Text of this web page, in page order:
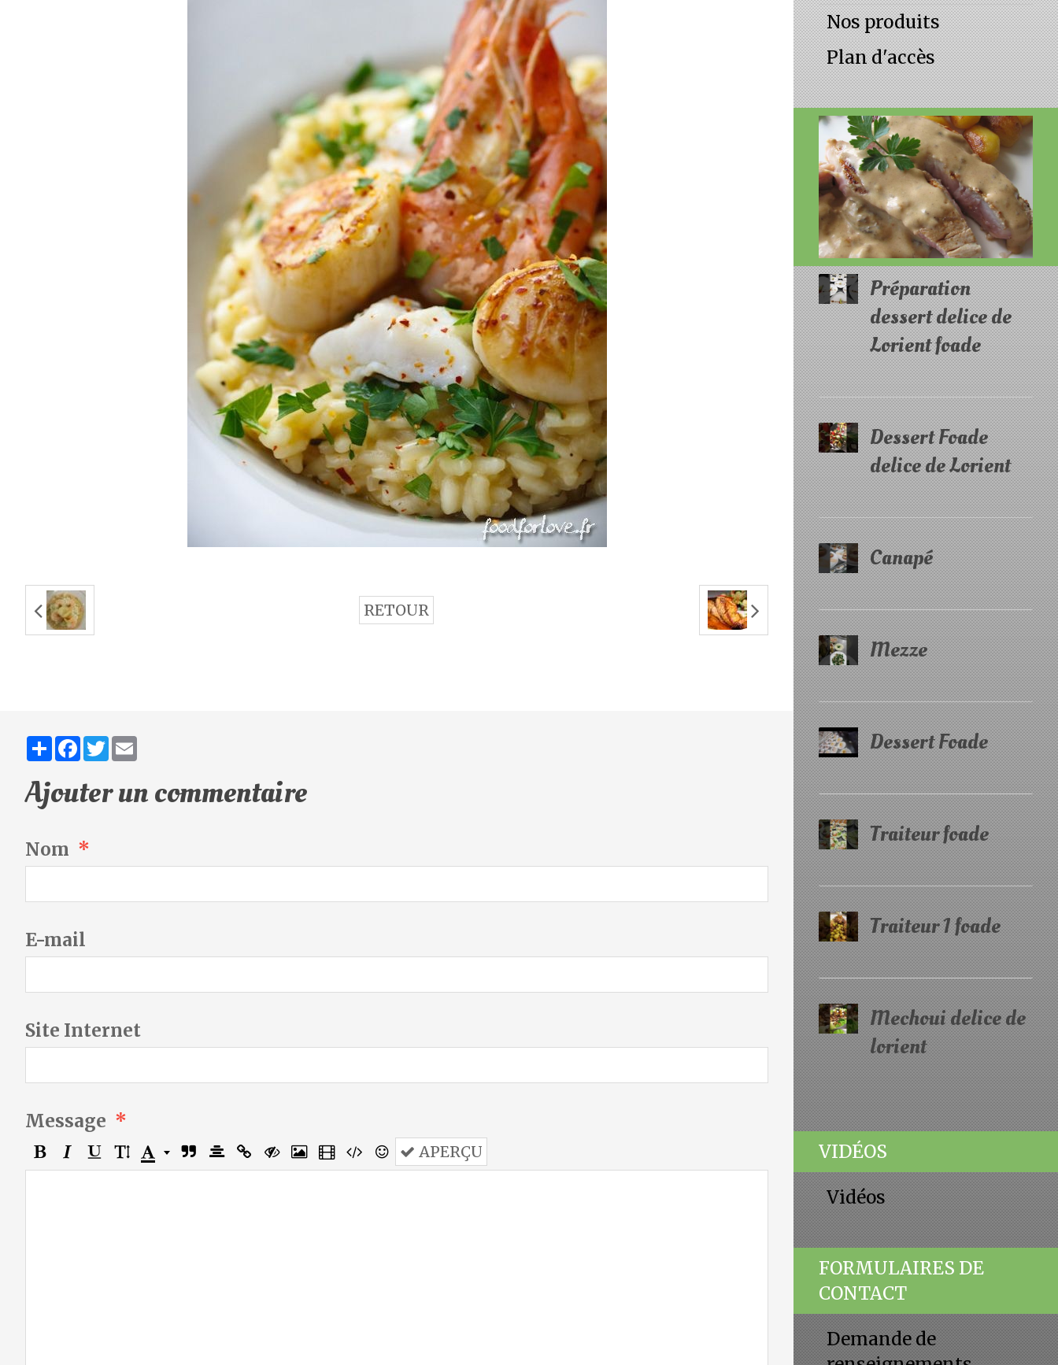
RETOUR
Partager
Facebook
Twitter
Ajouter un commentaire
Nom
E-mail
Site Internet
Message
APERÇU
Nos produits
Plan d'accès
Préparation
dessert delice de
Lorient foade
Dessert Foade
delice de Lorient
Canapé
Mezze
Dessert Foade
Traiteur foade
Traiteur 1 foade
Mechoui delice de
lorient
VIDÉOS
Vidéos
FORMULAIRES DE
CONTACT
Demande de